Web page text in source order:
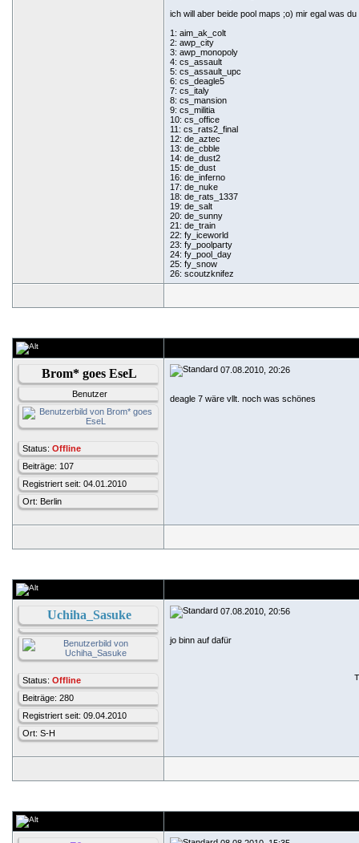
ich will aber beide pool maps ;o) mir egal was
1: aim_ak_colt
2: awp_city
3: awp_monopoly
4: cs_assault
5: cs_assault_upc
6: cs_deagle5
7: cs_italy
8: cs_mansion
9: cs_militia
10: cs_office
11: cs_rats2_final
12: de_aztec
13: de_cbble
14: de_dust2
15: de_dust
16: de_inferno
17: de_nuke
18: de_rats_1337
19: de_salt
20: de_sunny
21: de_train
22: fy_iceworld
23: fy_poolparty
24: fy_pool_day
25: fy_snow
26: scoutzknifez
Brom* goes EseL
Benutzer
Status: Offline
Beiträge: 107
Registriert seit: 04.01.2010
Ort: Berlin
07.08.2010, 20:26
deagle 7 wäre vllt. noch was schönes
Uchiha_Sasuke
Status: Offline
Beiträge: 280
Registriert seit: 09.04.2010
Ort: S-H
07.08.2010, 20:56
jo binn auf dafür